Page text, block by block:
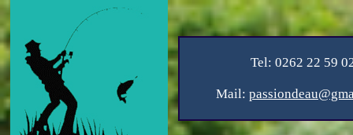
Tel: 0262 22 59
Mail: